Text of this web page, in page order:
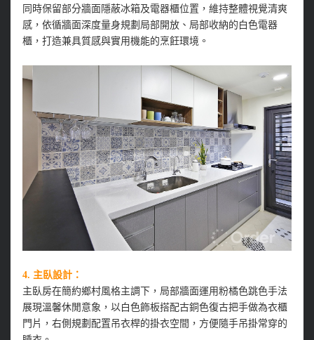
同時保留部分牆面隱蔽冰箱及電器櫃位置，維持整體視覺清爽
感，依循牆面深度量身規劃局部開放、局部收納的白色電器
櫃，打造兼具質感與實用機能的烹飪環境。
4. 主臥設計：
主臥房在簡約鄉村風格主調下，局部牆面運用粉橘色跳色手法
展現溫馨休閒意象，以白色飾板搭配古銅色復古把手做為衣櫃
門片，右側規劃配置吊衣桿的掛衣空間，方便隨手吊掛常穿的